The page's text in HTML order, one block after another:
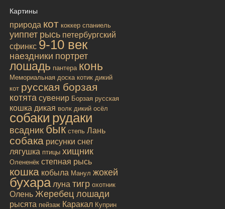
Картины
природа кот коккер спаниель
уиппет рысь петербургский
сфинкс 9-10 век
наездники портрет
лошадь пантера конь
Мемориальная доска котик дикий
кот русская борзая
котята сувенир Борзая русская
кошка дикая волк дикий осёл
собаки рудаки
всадник бык степь Лань
собака рисунки снег
лягушка птицы хищник
Олененёк степная рысь
кошка кобыла Манул жокей
бухара луна тигр охотник
Олень Жеребец лошади
рысята пейзаж Каракал Куприн